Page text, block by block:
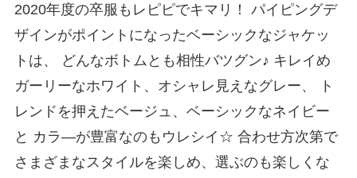
2020年度の卒服もレピピでキマリ！ パイピングデ
ザインがポイントになったベーシックなジャケッ
トは、 どんなボトムとも相性バツグン♪ キレイめ
ガーリーなホワイト、オシャレ見えなグレー、 ト
レンドを押えたベージュ、ベーシックなネイビー
と カラ―が豊富なのもウレシイ☆ 合わせ方次第で
さまざまなスタイルを楽しめ、選ぶのも楽しくな